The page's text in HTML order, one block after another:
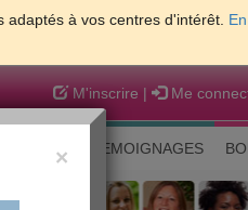
à vos centres d'intérêt.
M'inscrire | Me
TEMOIGNAGES
×